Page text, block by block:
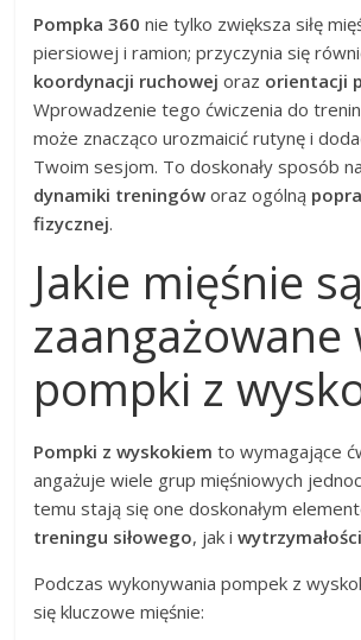
Pompka 360 nie tylko zwiększa siłę
piersiowej i ramion; przyczynia się
koordynacji ruchowej oraz orientacji
Wprowadzenie tego ćwiczenia do
może znacząco urozmaicić rutynę i
Twoim sesjom. To doskonały sposób na
dynamiki treningów oraz ogólną
fizycznej.
Jakie mięśnie są
zaangażowane
pompki z
Pompki z wyskokiem to wymagające
angażuje wiele grup mięśniowych
temu stają się one doskonałym
treningu siłowego, jak i
Podczas wykonywania pompek z
się kluczowe mięśnie: